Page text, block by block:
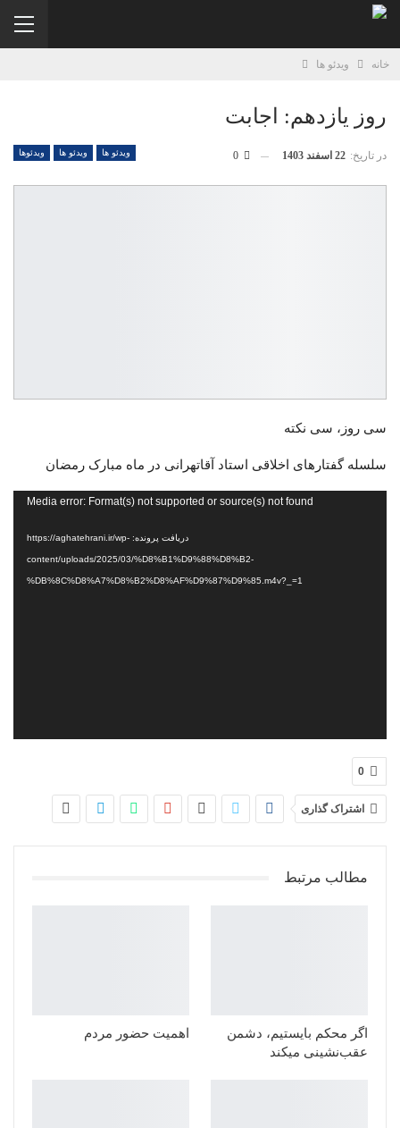
خانه ویدئو ها
روز یازدهم: اجابت
ویدئو ها ویدئو ها ویدئوها در تاریخ: 22 اسفند 1403
سی روز، سی نکته
سلسله گفتارهای اخلاقی استاد آقاتهرانی در ماه مبارک رمضان
Media error: Format(s) not supported or source(s) not found
دریافت پرونده: https://aghatehrani.ir/wp-
content/uploads/2025/03/%D8%B1%D9%88%D8%B2-
%DB%8C%D8%A7%D8%B2%D8%AF%D9%87%D9%85.m4v?_=1
0
اشتراک گذاری
مطالب مرتبط
اگر محکم بایستیم، دشمن
عقب‌نشینی میکند
اهمیت حضور مردم